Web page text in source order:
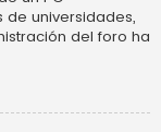
de universidades,
del foro ha